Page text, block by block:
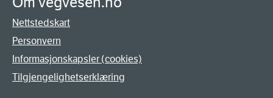
Nettstedskart
Personvern
Informasjonskapsler (cookies)
Tilgjengelighetserklæring